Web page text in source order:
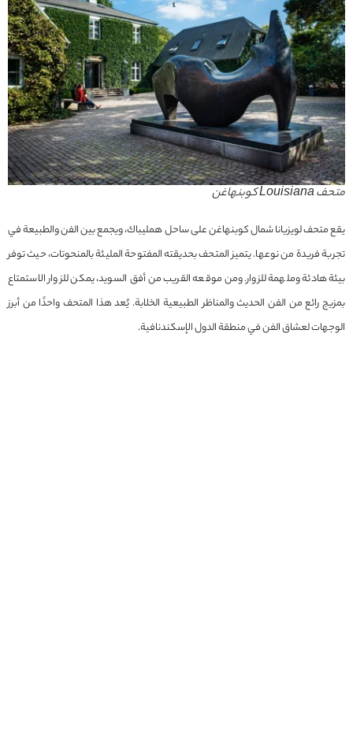
متحف Louisiana كوبنهاغن
يقع متحف لويزيانا شمال كوبنهاغن على ساحل همليباك، ويجمع بين الفن والطبيعة في
تجربة فريدة من نوعها. يتميز المتحف بحديقته المفتوحة المليئة بالمنحوتات، حيث توفر
بيئة هادئة وملهمة للزوار. ومن موقعه القريب من أفق السويد، يمكن للزوار الاستمتاع
بمزيج رائع من الفن الحديث والمناظر الطبيعية الخلابة. يُعد هذا المتحف واحدًا من أبرز
الوجهات لعشاق الفن في منطقة الدول الإسكندنافية.